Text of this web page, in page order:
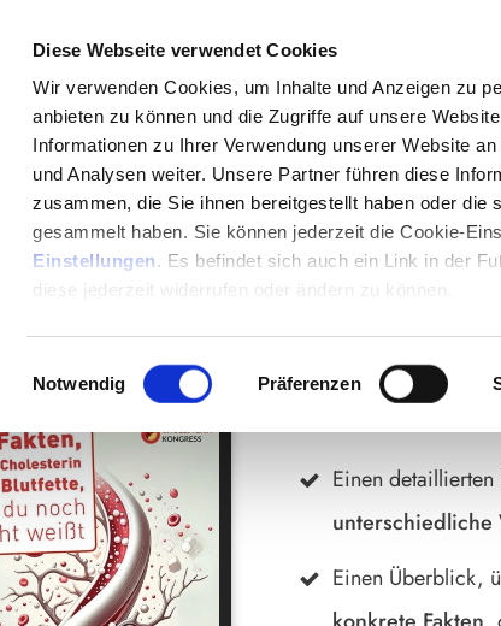
Diese Webseite verwendet Cookies
Wir verwenden Cookies, um Inhalte und Anzeigen zu
anbieten zu können und die Zugriffe auf unsere
Informationen zu Ihrer Verwendung unserer Website
und Analysen weiter. Unsere Partner führen diese
zusammen, die Sie ihnen bereitgestellt haben oder die
gesammelt haben. Sie können jederzeit die Cookie-
Einstellungen. Es befindet sich auch ein Link in der
diese jederzeit widerrufen oder ändern zu können.
Einwilligungsauswahl
Notwendig Präferenzen
die an ihrer Gesundheit interessiert
: 10 FAKTEN
BLUTFETTE, DIE
Einen
Einen Überblick,